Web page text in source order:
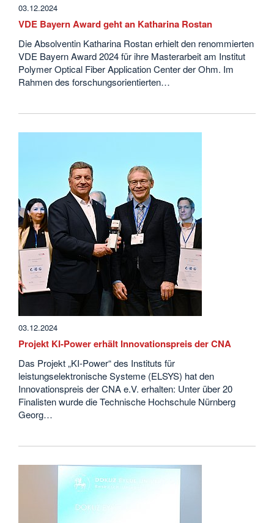
03.12.2024
VDE Bayern Award geht an Katharina Rostan
Die Absolventin Katharina Rostan erhielt den renommierten
VDE Bayern Award 2024 für ihre Masterarbeit am Institut
Polymer Optical Fiber Application Center der Ohm. Im
Rahmen des forschungsorientierten…
03.12.2024
Projekt KI-Power erhält Innovationspreis der CNA
Das Projekt „KI-Power“ des Instituts für
leistungselektronische Systeme (ELSYS) hat den
Innovationspreis der CNA e.V. erhalten: Unter über 20
Finalisten wurde die Technische Hochschule Nürnberg
Georg…